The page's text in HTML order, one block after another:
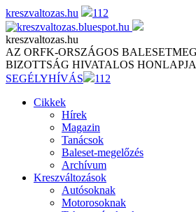
Skip
to
content
kreszvaltozas.hu 112
kreszvaltozas.hu
AZ ORFK-ORSZÁGOS
BIZOTTSÁG HIVATALOS HONLAPJA
SEGÉLYHÍVÁS
112
Cikkek
Hírek
Magazin
Tanácsok
Baleset-megelőzés
Archívum
Kreszváltozások
Autósoknak
Motorosoknak